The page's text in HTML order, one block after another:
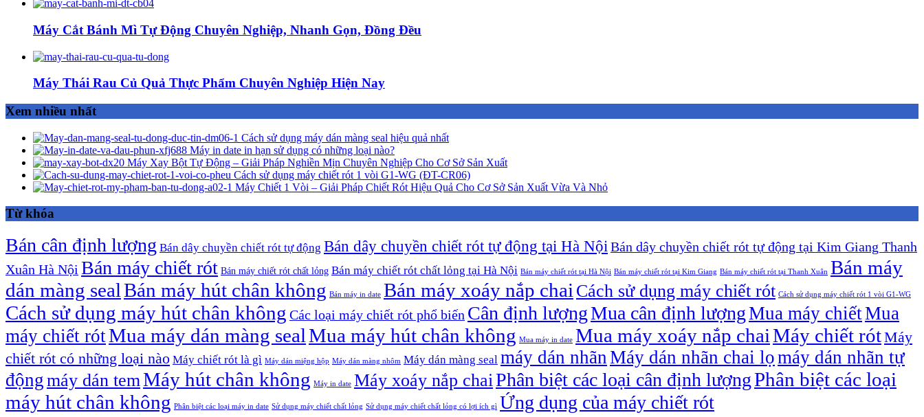
Máy Cắt Bánh Mì Tự Động Chuyên Nghiệp, Nhanh Gọn, Đồng Đều
Máy Thái Rau Củ Quả Thực Phẩm Chuyên Nghiệp Hiện Nay
Xem nhiều nhất
Cách sử dụng máy dán màng seal hiệu quả nhất
Máy in date in hạn sử dụng có những loại nào?
Máy Xay Bột Tự Động – Giải Pháp Nghiền Mịn Chuyên Nghiệp Cho Cơ Sở Sản Xuất
Cách sử dụng máy chiết rót 1 vòi G1-WG (ĐT-CR06)
Máy Chiết 1 Vòi – Giải Pháp Chiết Rót Hiệu Quả Cho Cơ Sở Sản Xuất Vừa Và Nhỏ
Từ khóa
Bán cân định lượng Bán dây chuyền chiết rót tự động Bán dây chuyền chiết rót tự động tại Hà Nội Bán dây chuyền chiết rót tự động tại Kim Giang Thanh
Xuân Hà Nội Bán máy chiết rót Bán máy chiết rót chất lỏng Bán máy chiết rót chất lỏng tại Hà Nội Bán máy chiết rót tại Hà Nội Bán máy chiết rót tại Kim Giang Bán máy chiết rót tại Thanh Xuân Bán máy
dán màng sealBán máy hút chân không Bán máy in date Bán máy xoáy nắp chai Cách sử dụng máy chiết rót Cách sử dụng máy chiết rót 1 vòi G1-WG
Cách sử dụng máy hút chân không Các loại máy chiết rót phổ biến Cân định lượngMua cân định lượngMua máy chiếtMua
máy chiết rótMua máy dán màng sealMua máy hút chân không Mua máy in date Mua máy xoáy nắp chaiMáy chiết rótMáy
chiết rót có những loại nào Máy chiết rót là gì Máy dán miệng hộp Máy dán màng nhôm Máy dán màng seal máy dán nhãnMáy dán nhãn chai lọmáy dán nhãn tự
độngmáy dán temMáy hút chân không Máy in date Máy xoáy nắp chaiPhân biệt các loại cân định lượngPhân biệt các loại
máy hút chân không Phân biệt các loại máy in date Sử dụng máy chiết chất lỏng Sử dụng máy chiết chất lỏng có lợi ích gì Ứng dụng của máy chiết rót